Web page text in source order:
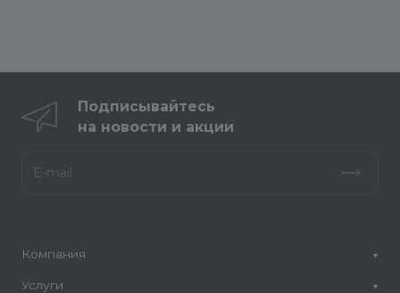
Подписывайтесь
на новости и акции
Компания
Услуги